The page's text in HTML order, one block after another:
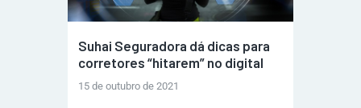
Suhai Seguradora dá dicas para
corretores “hitarem” no digital
15 de outubro de 2021